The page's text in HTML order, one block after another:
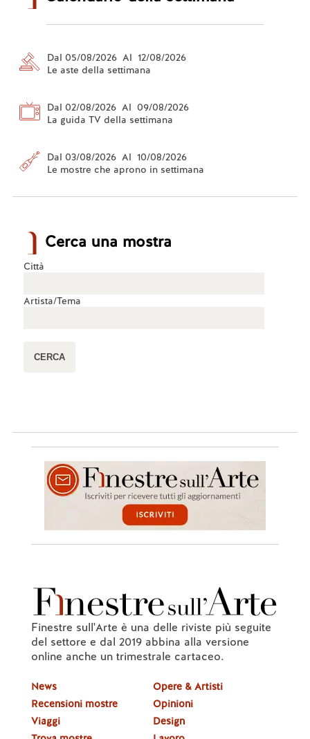
Dal 05/08/2026 Al 12/08/2026
Le aste della settimana
Dal 02/08/2026 Al 09/08/2026
La guida TV della settimana
Dal 03/08/2026 Al 10/08/2026
Le mostre che aprono in settimana
Cerca una mostra
Città
Artista/Tema
Finestre sull'Arte è una delle riviste più seguite
del settore e dal 2019 abbina alla versione
online anche un trimestrale cartaceo.
News
Recensioni mostre
Viaggi
Opere & Artisti
Opinioni
Design